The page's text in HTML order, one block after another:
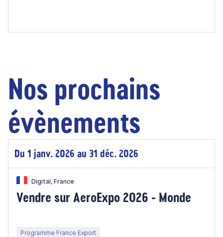
Nos prochains
évènements
Du 1 janv. 2026 au 31 déc. 2026
Digital, France
Vendre sur AeroExpo 2026 - Monde
Programme France Export